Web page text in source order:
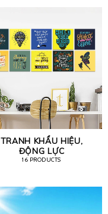
TRANH KHẨU HIỆU,
ĐỘNG LỰC
16 PRODUCTS